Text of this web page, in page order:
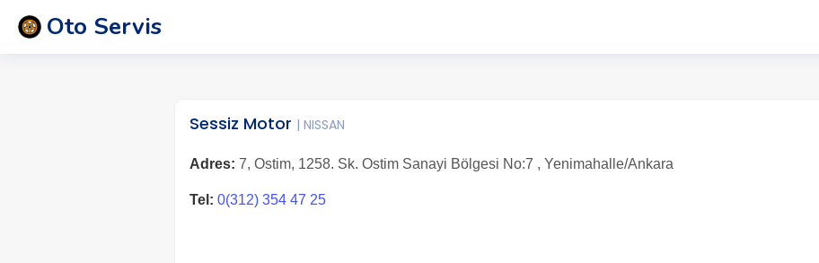
Oto Servis
Sessiz Motor | NISSAN
Adres: 7, Ostim, 1258. Sk. Ostim Sanayi Bölgesi No:7 , Yenimahalle/Ankara
Tel: 0(312) 354 47 25